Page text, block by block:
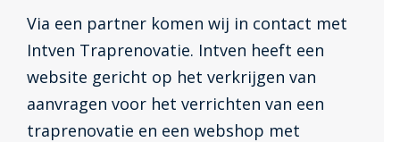
Via een partner komen wij in contact met
Intven Traprenovatie. Intven heeft een
website gericht op het verkrijgen van
aanvragen voor het verrichten van een
traprenovatie en een webshop met